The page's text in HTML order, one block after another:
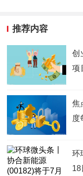
推荐内容
创
项
(
经
焦
度
环
18